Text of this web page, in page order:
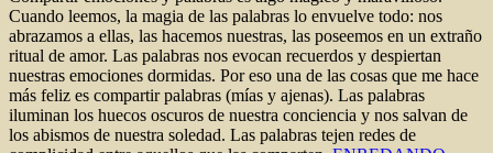
Cuando leemos, la magia de las palabras lo envuelve todo: nos
abrazamos a ellas, las hacemos nuestras, las poseemos en un extraño
ritual de amor. Las palabras nos evocan recuerdos y despiertan
nuestras emociones dormidas. Por eso una de las cosas que me hace
más feliz es compartir palabras (mías y ajenas). Las palabras
iluminan los huecos oscuros de nuestra conciencia y nos salvan de
los abismos de nuestra soledad. Las palabras tejen redes de